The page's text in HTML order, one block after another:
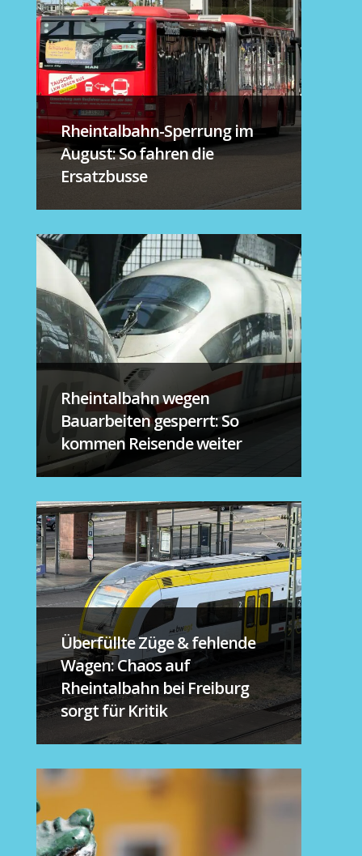
Rheintalbahn-Sperrung im
August: So fahren die
Ersatzbusse
Rheintalbahn wegen
Bauarbeiten gesperrt: So
kommen Reisende weiter
Überfüllte Züge & fehlende
Wagen: Chaos auf
Rheintalbahn bei Freiburg
sorgt für Kritik